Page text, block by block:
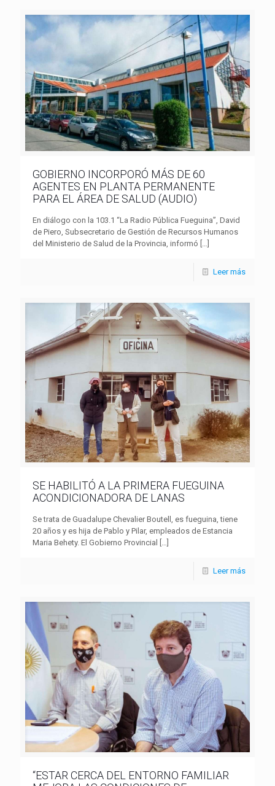
GOBIERNO INCORPORÓ MÁS DE 60
AGENTES EN PLANTA PERMANENTE
PARA EL ÁREA DE SALUD (AUDIO)
En diálogo con la 103.1 “La Radio Pública Fueguina”, David
de Piero, Subsecretario de Gestión de Recursos Humanos
del Ministerio de Salud de la Provincia, informó […]
Leer más
SE HABILITÓ A LA PRIMERA FUEGUINA
ACONDICIONADORA DE LANAS
Se trata de Guadalupe Chevalier Boutell, es fueguina, tiene
20 años y es hija de Pablo y Pilar, empleados de Estancia
Maria Behety. El Gobierno Provincial […]
Leer más
“ESTAR CERCA DEL ENTORNO FAMILIAR